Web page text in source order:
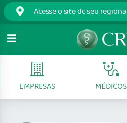
EMPRESAS MÉDICOS